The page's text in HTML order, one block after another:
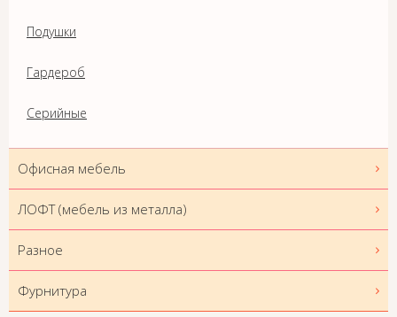
Подушки
Гардероб
Серийные
Офисная мебель
ЛОФТ (мебель из металла)
Разное
Фурнитура